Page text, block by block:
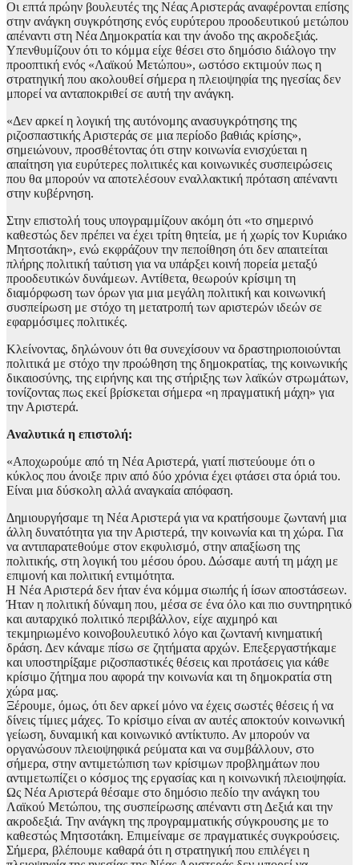
Οι επτά πρώην βουλευτές της Νέας Αριστεράς αναφέρονται επίσης
στην ανάγκη συγκρότησης ενός ευρύτερου προοδευτικού μετώπου
απέναντι στη Νέα Δημοκρατία και την άνοδο της ακροδεξιάς.
Υπενθυμίζουν ότι το κόμμα είχε θέσει στο δημόσιο διάλογο την
προοπτική ενός «Λαϊκού Μετώπου», ωστόσο εκτιμούν πως η
στρατηγική που ακολουθεί σήμερα η πλειοψηφία της ηγεσίας δεν
μπορεί να ανταποκριθεί σε αυτή την ανάγκη.
«Δεν αρκεί η λογική της αυτόνομης ανασυγκρότησης της
ριζοσπαστικής Αριστεράς σε μια περίοδο βαθιάς κρίσης»,
σημειώνουν, προσθέτοντας ότι στην κοινωνία ενισχύεται η
απαίτηση για ευρύτερες πολιτικές και κοινωνικές συσπειρώσεις
που θα μπορούν να αποτελέσουν εναλλακτική πρόταση απέναντι
στην κυβέρνηση.
Στην επιστολή τους υπογραμμίζουν ακόμη ότι «το σημερινό
καθεστώς δεν πρέπει να έχει τρίτη θητεία, με ή χωρίς τον Κυριάκο
Μητσοτάκη», ενώ εκφράζουν την πεποίθηση ότι δεν απαιτείται
πλήρης πολιτική ταύτιση για να υπάρξει κοινή πορεία μεταξύ
προοδευτικών δυνάμεων. Αντίθετα, θεωρούν κρίσιμη τη
διαμόρφωση των όρων για μια μεγάλη πολιτική και κοινωνική
συσπείρωση με στόχο τη μετατροπή των αριστερών ιδεών σε
εφαρμόσιμες πολιτικές.
Κλείνοντας, δηλώνουν ότι θα συνεχίσουν να δραστηριοποιούνται
πολιτικά με στόχο την προώθηση της δημοκρατίας, της κοινωνικής
δικαιοσύνης, της ειρήνης και της στήριξης των λαϊκών στρωμάτων,
τονίζοντας πως εκεί βρίσκεται σήμερα «η πραγματική μάχη» για
την Αριστερά.
Αναλυτικά η επιστολή:
«Αποχωρούμε από τη Νέα Αριστερά, γιατί πιστεύουμε ότι ο
κύκλος που άνοιξε πριν από δύο χρόνια έχει φτάσει στα όριά του.
Είναι μια δύσκολη αλλά αναγκαία απόφαση.
Δημιουργήσαμε τη Νέα Αριστερά για να κρατήσουμε ζωντανή μια
άλλη δυνατότητα για την Αριστερά, την κοινωνία και τη χώρα. Για
να αντιπαρατεθούμε στον εκφυλισμό, στην απαξίωση της
πολιτικής, στη λογική του μέσου όρου. Δώσαμε αυτή τη μάχη με
επιμονή και πολιτική εντιμότητα.
Η Νέα Αριστερά δεν ήταν ένα κόμμα σιωπής ή ίσων αποστάσεων.
Ήταν η πολιτική δύναμη που, μέσα σε ένα όλο και πιο συντηρητικό
και αυταρχικό πολιτικό περιβάλλον, είχε αιχμηρό και
τεκμηριωμένο κοινοβουλευτικό λόγο και ζωντανή κινηματική
δράση. Δεν κάναμε πίσω σε ζητήματα αρχών. Επεξεργαστήκαμε
και υποστηρίξαμε ριζοσπαστικές θέσεις και προτάσεις για κάθε
κρίσιμο ζήτημα που αφορά την κοινωνία και τη δημοκρατία στη
χώρα μας.
Ξέρουμε, όμως, ότι δεν αρκεί μόνο να έχεις σωστές θέσεις ή να
δίνεις τίμιες μάχες. Το κρίσιμο είναι αν αυτές αποκτούν κοινωνική
γείωση, δυναμική και κοινωνικό αντίκτυπο. Αν μπορούν να
οργανώσουν πλειοψηφικά ρεύματα και να συμβάλλουν, στο
σήμερα, στην αντιμετώπιση των κρίσιμων προβλημάτων που
αντιμετωπίζει ο κόσμος της εργασίας και η κοινωνική πλειοψηφία.
Ως Νέα Αριστερά θέσαμε στο δημόσιο πεδίο την ανάγκη του
Λαϊκού Μετώπου, της συσπείρωσης απέναντι στη Δεξιά και την
ακροδεξιά. Την ανάγκη της προγραμματικής σύγκρουσης με το
καθεστώς Μητσοτάκη. Επιμείναμε σε πραγματικές συγκρούσεις.
Σήμερα, βλέπουμε καθαρά ότι η στρατηγική που επιλέγει η